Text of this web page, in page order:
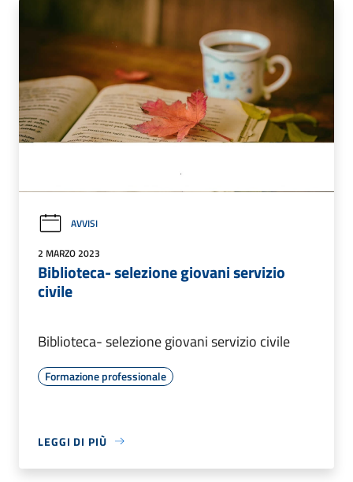
AVVISI
2 MARZO 2023
Biblioteca- selezione giovani servizio
civile
Biblioteca- selezione giovani servizio civile
Formazione professionale
LEGGI DI PIÙ